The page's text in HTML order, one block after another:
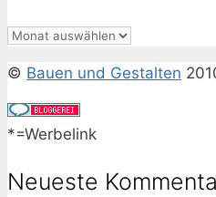
Archiv
© Bauen und Gestalten
*=Werbelink
Neueste